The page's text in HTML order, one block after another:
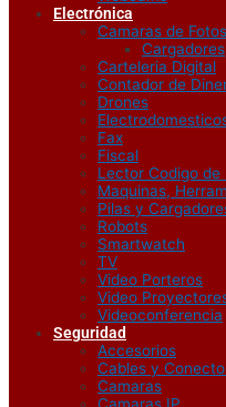
Electrónica
Camaras de Fotos
Cargadores
Carteleria Digital
Contador de
Drones
Fax
Fiscal
Lector Codigo de
Maquinas,
Pilas y
Robots
Smartwatch
TV
Video Porteros
Video
Videoconferencia
Seguridad
Accesorios
Cables y
Camaras